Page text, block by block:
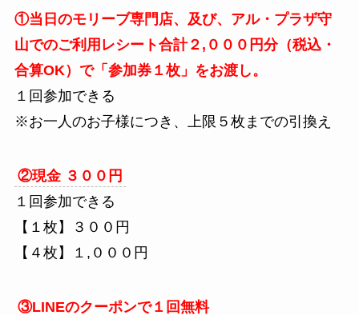
①当日のモリーブ専門店、及び、アル・プラザ守
山でのご利用レシート合計２,０００円分（税込・
合算OK）で「参加券１枚」をお渡し。
１回参加できる
※お一人のお子様につき、上限５枚までの引換え
②現金 ３００円
１回参加できる
【１枚】３００円
【４枚】１,０００円
③LINEのクーポンで１回無料